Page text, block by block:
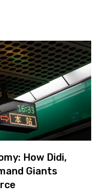
How Didi,
Giants